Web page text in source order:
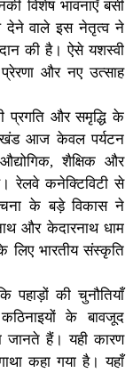
विशेष भावनाएँ बसी
देने वाले इस नेतृत्व ने
की है। ऐसे यशस्वी
और नए उत्साह
प्रगति और समृद्धि के
आज केवल पर्यटन
शैक्षिक और
रेलवे कनेक्टिविटी से
के बड़े विकास ने
और केदारनाथ धाम
लिए भारतीय संस्कृति
पहाड़ों की चुनौतियाँ
के बावजूद
हैं। यही कारण
कहा गया है। यहाँ